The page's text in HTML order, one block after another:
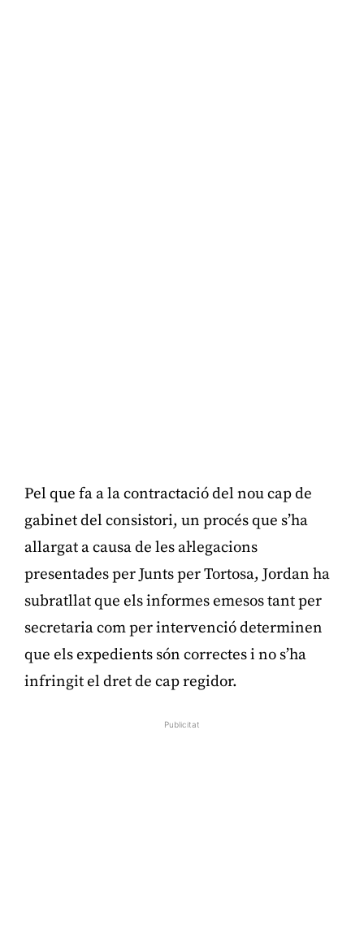
Pel que fa a la contractació del nou cap de
gabinet del consistori, un procés que s’ha
allargat a causa de les al·legacions
presentades per Junts per Tortosa, Jordan ha
subratllat que els informes emesos tant per
secretaria com per intervenció determinen
que els expedients són correctes i no s’ha
infringit el dret de cap regidor.
Publicitat